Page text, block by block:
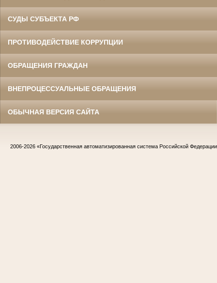
СУДЫ СУБЪЕКТА РФ
ПРОТИВОДЕЙСТВИЕ КОРРУПЦИИ
ОБРАЩЕНИЯ ГРАЖДАН
ВНЕПРОЦЕССУАЛЬНЫЕ ОБРАЩЕНИЯ
ОБЫЧНАЯ ВЕРСИЯ САЙТА
2006-2026 «Государственная автоматизированная система Российской